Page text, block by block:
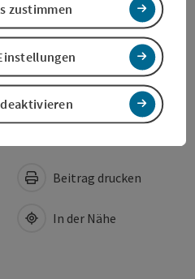
Beitrag drucken
In der Nähe
zustimmen